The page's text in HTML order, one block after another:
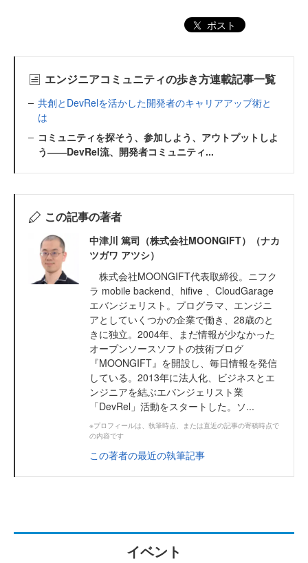
ポスト
エンジニアコミュニティの歩き方連載記事一覧
共創とDevRelを活かした開発者のキャリアアップ術と
は
コミュニティを探そう、参加しよう、アウトプットしよ
う――DevRel流、開発者コミュニティ...
この記事の著者
中津川 篤司（株式会社MOONGIFT）（ナカ
ツガワ アツシ）
株式会社MOONGIFT代表取締役。ニフク
ラ mobile backend、hifive 、CloudGarage
エバンジェリスト。プログラマ、エンジニ
アとしていくつかの企業で働き、28歳のと
きに独立。2004年、まだ情報が少なかった
オープンソースソフトの技術ブログ
『MOONGIFT』を開設し、毎日情報を発信
している。2013年に法人化、ビジネスとエ
ンジニアを結ぶエバンジェリスト業
「DevRel」活動をスタートした。ソ...
※プロフィールは、執筆時点、または直近の記事の寄稿時点で
の内容です
この著者の最近の執筆記事
イベント